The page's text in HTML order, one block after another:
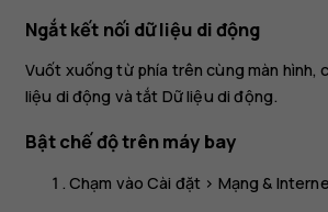
Ngắt kết nối dữ liệu di động
Vuốt xuống từ phía trên cùng màn hình,
liệu di động và tắt Dữ liệu di động.
Bật chế độ trên máy bay
Chạm vàoCài đặt > Mạng &